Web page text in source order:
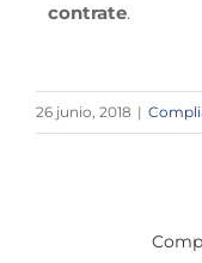
contrate.
26 junio, 2018 |